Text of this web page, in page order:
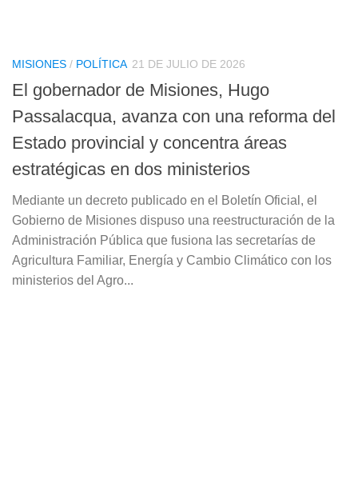
MISIONES / POLÍTICA 21 DE JULIO DE 2026
El gobernador de Misiones, Hugo
Passalacqua, avanza con una reforma del
Estado provincial y concentra áreas
estratégicas en dos ministerios
Mediante un decreto publicado en el Boletín Oficial, el
Gobierno de Misiones dispuso una reestructuración de la
Administración Pública que fusiona las secretarías de
Agricultura Familiar, Energía y Cambio Climático con los
ministerios del Agro...